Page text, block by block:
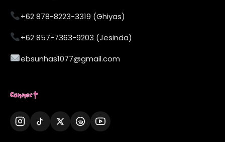
+62 878-8223-3319 (Ghiyas)
+62 857-7363-9203 (Jesinda)
ebsunhas1077@gmail.com
Connect